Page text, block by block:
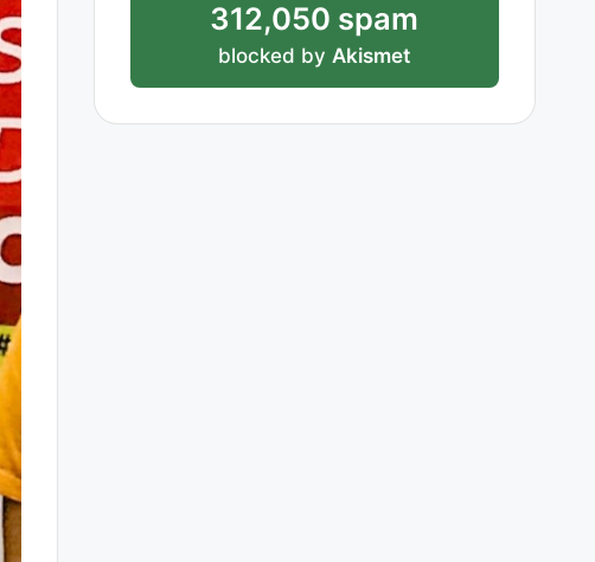
312,050 spam
blocked byAkismet